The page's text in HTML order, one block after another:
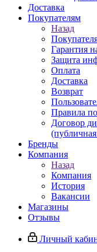
Доставка
Покупателям
Назад
Гарантия
Защита
Оплата
Доставка
Возврат
Правила
Договор
Бренды
Компания
Назад
Компания
История
Вакансии
Магазины
Отзывы
Личный